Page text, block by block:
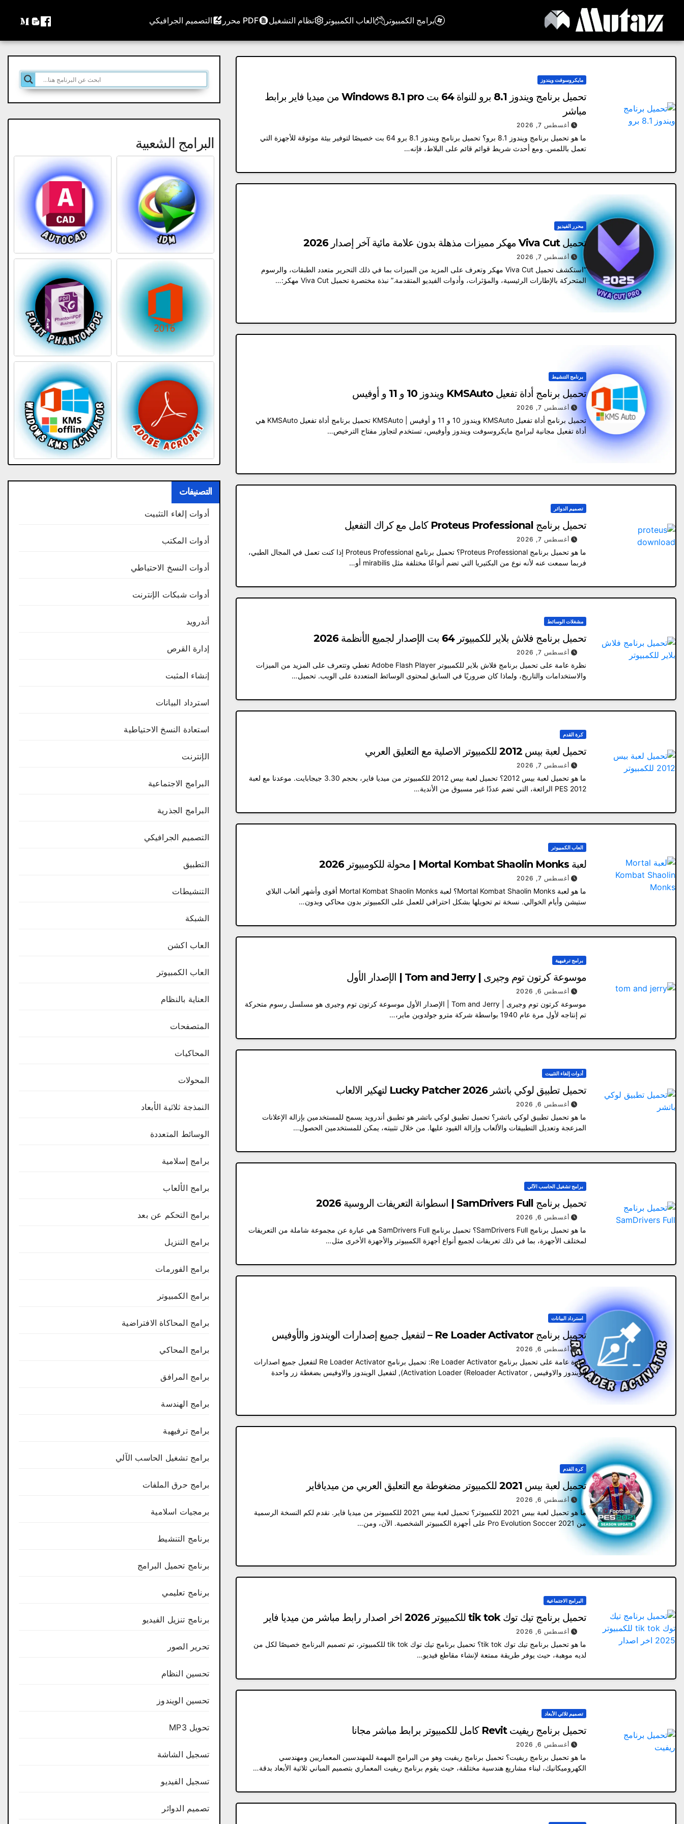
content
برامج الكمبيوتر العاب الكمبيوتر نظام التشغيل PDF محرر التصميم الجرافيكي
مايكروسوفت ويندوز
تحميل برنامج ويندوز 8.1 برو للنواة 64 بت Windows 8.1 pro من ميديا ​​فاير برابط
مباشر
أغسطس 7, 2026
ما هو تحميل برنامج ويندوز 8.1 برو؟ تحميل برنامج ويندوز 8.1 برو 64 بت خصيصًا لتوفير بيئة موثوقة للأجهزة التي
تعمل باللمس. ومع أحدث شريط قوائم قائم على البلاط، فإنه…
محرر الفيديو
تحميل Viva Cut مهكر مميزات مذهلة بدون علامة مائية آخر إصدار 2026
أغسطس 7, 2026
“استكشف تحميل Viva Cut مهكر وتعرف على المزيد من الميزات بما في ذلك التحرير متعدد الطبقات، والرسوم
المتحركة بالإطارات الرئيسية، والمؤثرات، وأدوات الفيديو المتقدمة.” نبذة مختصرة تحميل Viva Cut مهكر:…
برنامج التنشيط
تحميل برنامج أداة تفعيل KMSAuto ويندوز 10 و 11 و أوفيس
أغسطس 7, 2026
تحميل برنامج أداة تفعيل KMSAuto ويندوز 10 و 11 و أوفيس | KMSAuto تحميل برنامج أداة تفعيل KMSAuto هي
أداة تفعيل مجانية لبرامج مايكروسوفت ويندوز وأوفيس، تستخدم لتجاوز مفتاح الترخيص…
تصميم الدوائر
تحميل برنامج Proteus Professional كامل مع كراك التفعيل
أغسطس 7, 2026
ما هو تحميل برنامج Proteus Professional؟ تحميل برنامج Proteus Professional إذا كنت تعمل في المجال الطبي،
فربما سمعت عنه لأنه نوع من البكتيريا التي تضم أنواعًا مختلفة مثل mirabilis أو…
مشغلات الوسائط
تحميل برنامج فلاش بلاير للكمبيوتر 64 بت الإصدار لجميع الأنظمة 2026
أغسطس 7, 2026
نظرة عامة على تحميل برنامج فلاش بلاير للكمبيوتر Adobe Flash Player تغطي وتتعرف على المزيد من الميزات
والاستخدامات والتاريخ، ولماذا كان ضروريًا في السابق لمحتوى الوسائط المتعددة على الويب. تحميل…
كرة القدم
تحميل لعبة بيس 2012 للكمبيوتر الاصلية مع التعليق العربي
أغسطس 7, 2026
ما هو تحميل لعبة بيس 2012؟ تحميل لعبة بيس 2012 للكمبيوتر من ميديا ​​فاير، بحجم 3.30 جيجابايت. موعدنا مع لعبة
PES 2012 الرائعة، التي تضم عددًا غير مسبوق من الأندية…
العاب الكمبيوتر
لعبة Mortal Kombat Shaolin Monks | محولة للكومبيوتر 2026
أغسطس 7, 2026
ما هو لعبة Mortal Kombat Shaolin Monks؟ لعبة Mortal Kombat Shaolin Monks أقوى وأشهر ألعاب البلاي
ستيشن وأيام الخوالي. نسخة تم تحويلها بشكل احترافي للعمل على الكمبيوتر بدون محاكي وبدون…
برامج ترفيهية
موسوعة كرتون توم وجيرى | Tom and Jerry | الإصدار الأول
أغسطس 6, 2026
موسوعة كرتون توم وجيرى | Tom and Jerry | الإصدار الأول موسوعة كرتون توم وجيرى هو مسلسل رسوم متحركة
تم إنتاجه لأول مرة عام 1940 بواسطة شركة مترو جولدوين ماير،…
أدوات إلغاء التثبيت
تحميل تطبيق لوكي باتشر 2026 Lucky Patcher لتهكير الالعاب
أغسطس 6, 2026
ما هو تحميل تطبيق لوكي باتشر؟ تحميل تطبيق لوكي باتشر هو تطبيق أندرويد يسمح للمستخدمين بإزالة الإعلانات
المزعجة وتعديل التطبيقات والألعاب وإزالة القيود عليها. من خلال تثبيته، يمكن للمستخدمين الحصول…
برامج تشغيل الحاسب الآلي
تحميل برنامج SamDrivers Full | اسطوانة التعريفات الروسية 2026
أغسطس 6, 2026
ما هو تحميل برنامج SamDrivers Full؟ تحميل برنامج SamDrivers Full هي عبارة عن مجموعة شاملة من التعريفات
لمختلف الأجهزة، بما في ذلك تعريفات لجميع أنواع أجهزة الكمبيوتر والأجهزة الأخرى مثل…
استرداد البيانات
تحميل برنامج Re Loader Activator – لتفعيل جميع إصدارات الويندوز والأوفيس
أغسطس 6, 2026
نظرة عامة على تحميل برنامج Re Loader Activator: تحميل برنامج Re Loader Activator لتفعيل جميع اصدارات
الويندوز والاوفيس , Activation Loader (Reloader Activator), لتفعيل الويندوز والاوفيس بضغطة زر واحدة
كرة القدم
تحميل لعبة بيس 2021 للكمبيوتر مضغوطة مع التعليق العربي من ميديافاير
أغسطس 6, 2026
ما هو تحميل لعبة بيس 2021 للكمبيوتر؟ تحميل لعبة بيس 2021 للكمبيوتر من ميديا ​​فاير. نقدم لكم النسخة الرسمية
من Pro Evolution Soccer 2021 على أجهزة الكمبيوتر الشخصية. الآن، ومن…
البرامج الاجتماعية
تحميل برنامج تيك توك tik tok للكمبيوتر 2026 اخر اصدار رابط مباشر من ميديا ​​فاير
أغسطس 6, 2026
ما هو تحميل برنامج تيك توك tik tok؟ تحميل برنامج تيك توك tik tok للكمبيوتر، تم تصميم البرنامج خصيصًا لكل من
لديه موهبة، حيث يوفر طريقة ممتعة لإنشاء مقاطع فيديو…
تصميم ثلاثي الأبعاد
تحميل برنامج ريفيت Revit كامل للكمبيوتر برابط مباشر مجانا
أغسطس 6, 2026
ما هو تحميل برنامج ريفيت؟ تحميل برنامج ريفيت وهو من البرامج المهمة للمهندسين المعماريين ومهندسي
الكهروميكانيك، لبناء مشاريع هندسية مختلفة، حيث يقوم برنامج ريفيت المعماري بتصميم المباني ثلاثية الأبعاد بدقة…
البرامج الشعبية
التصنيفات
أدوات إلغاء التثبيت
أدوات المكتب
أدوات النسخ الاحتياطي
أدوات شبكات الإنترنت
أندرويد
إدارة القرص
إنشاء المثبت
استرداد البيانات
استعادة النسخ الاحتياطية
الإنترنت
البرامج الاجتماعية
البرامج الجذرية
التصميم الجرافيكي
التطبيق
التنشيطات
الشبكة
العاب اكشن
العاب الكمبيوتر
العناية بالنظام
المتصفحات
المحاكيات
المحولات
النمذجة ثلاثية الأبعاد
الوسائط المتعددة
برامج إسلامية
برامج الألعاب
برامج التحكم عن بعد
برامج التنزيل
برامج الفورمات
برامج الكمبيوتر
برامج المحاكاة الافتراضية
برامج المحاكي
برامج المرافق
برامج الهندسة
برامج ترفيهية
برامج تشغيل الحاسب الآلي
برامج حرق الملفات
برمجيات اسلامية
برنامج التنشيط
برنامج تحميل البرامج
برنامج تعليمي
برنامج تنزيل الفيديو
تحرير الصور
تحسين النظام
تحسين الويندوز
تحويل MP3
تسجيل الشاشة
تسجيل الفيديو
تصميم الدوائر